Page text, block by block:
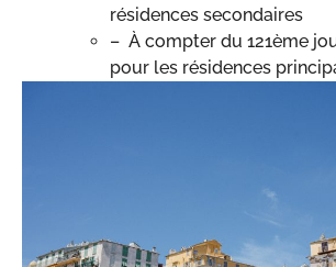
résidences secondaires
– À compter du 121ème
pour les résidences